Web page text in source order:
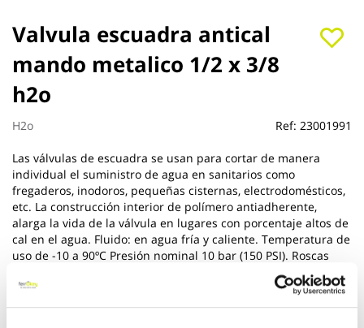
Valvula escuadra antical
mando metalico 1/2 x 3/8
h2o
H2o Ref: 23001991
Las válvulas de escuadra se usan para cortar de manera
individual el suministro de agua en sanitarios como
fregaderos, inodoros, pequeñas cisternas, electrodomésticos,
etc. La construcción interior de polímero antiadherente,
alarga la vida de la válvula en lugares con porcentaje altos de
cal en el agua. Fluido: en agua fría y caliente. Temperatura de
uso de -10 a 90ºC Presión nominal 10 bar (150 PSI). Roscas
según ISO 228/1 (DIN259) Cierre rápido (1/4 de vuelta) Doble
junta tórica NBR para asegurar su estanqueidad. El
mecanismo de apertura y cierre de la válvula está compuesto
Saltar
al
comienzo
de
la
galería
de